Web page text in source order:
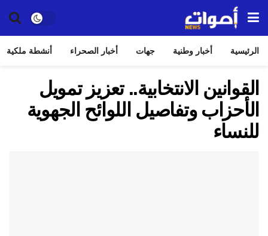
الرئيسية أخبار وطنية جهات أخبار الصحراء أنشطة ملكية
القوانين الانتخابية.. تعزيز تمويل
الأحزاب وتفاصيل اللوائح الجهوية
للنساء